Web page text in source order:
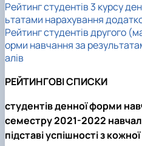
Рейтинг студентів 3 курсу
ьтатами нарахування
Рейтинг студентів другого
орми навчання за
алів
РЕЙТИНГОВІ СПИСКИ
студентів денної форми
семестру 2021-2022
підставі успішності з